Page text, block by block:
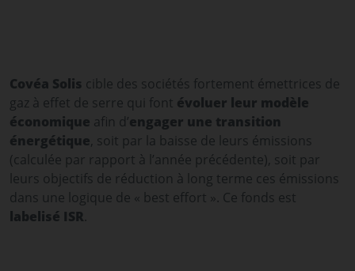
Covéa Solis cible des sociétés fortement émettrices de
gaz à effet de serre qui font évoluer leur modèle
économique afin d’engager une transition
énergétique, soit par la baisse de leurs émissions
(calculée par rapport à l’année précédente), soit par
leurs objectifs de réduction à long terme ces émissions
dans une logique de « best effort ». Ce fonds est
labelisé ISR.